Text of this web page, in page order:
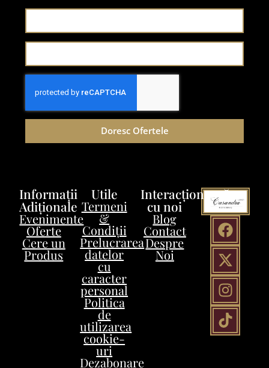
Doresc Ofertele
Interacționează
cu noi
Blog
Contact
Despre
Noi
Utile
Termeni
&
Condiții
Prelucrarea
datelor
cu
caracter
personal
Politica
de
utilizarea
cookie-
uri
Dezabonare
Informații
Adiționale
Evenimente
Oferte
Cere un
Produs